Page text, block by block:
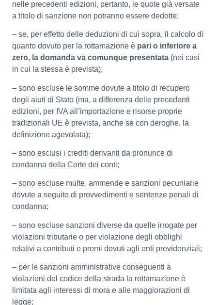
nelle precedenti edizioni, pertanto, le quote già versate
a titolo di sanzione non potranno essere dedotte;
– se, per effetto delle deduzioni di cui sopra, il calcolo di
quanto dovuto per la rottamazione è pari o inferiore a
zero, la domanda va comunque presentata (nei casi
in cui la stessa è prevista);
– sono escluse le somme dovute a titolo di recupero
degli aiuti di Stato (ma, a differenza delle precedenti
edizioni, per IVA all’importazione e risorse proprie
tradizionali UE è prevista, anche se con deroghe, la
definizione agevolata);
– sono esclusi i crediti derivanti da pronunce di
condanna della Corte dei conti;
– sono escluse multe, ammende e sanzioni pecuniarie
dovute a seguito di provvedimenti e sentenze penali di
condanna;
– sono escluse sanzioni diverse da quelle irrogate per
violazioni tributarie o per violazione degli obblighi
relativi a contributi e premi dovuti agli enti previdenziali;
– per le sanzioni amministrative conseguenti a
violazioni del codice della strada la rottamazione è
limitata agli interessi di mora e alle maggiorazioni di
legge;